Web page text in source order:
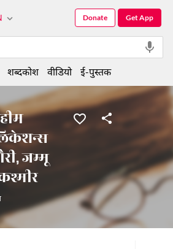
जम्मू
Get App
Donate
शब्दकोश वीडियो ई-पुस्तक